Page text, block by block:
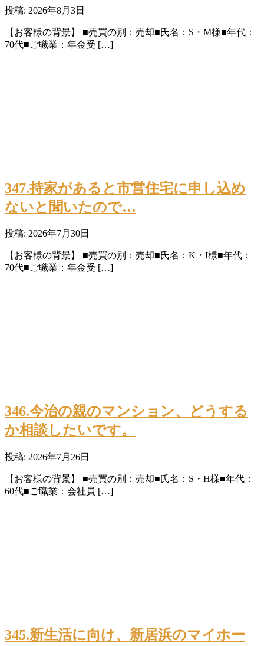
投稿: 2026年8月3日
【お客様の背景】 ■売買の別：売却■氏名：S・M様■年代：
70代■ご職業：年金受 […]
347.持家があると市営住宅に申し込め
ないと聞いたので…
投稿: 2026年7月30日
【お客様の背景】 ■売買の別：売却■氏名：K・I様■年代：
70代■ご職業：年金受 […]
346.今治の親のマンション、どうする
か相談したいです。
投稿: 2026年7月26日
【お客様の背景】 ■売買の別：売却■氏名：S・H様■年代：
60代■ご職業：会社員 […]
345.新生活に向け、新居浜のマイホー